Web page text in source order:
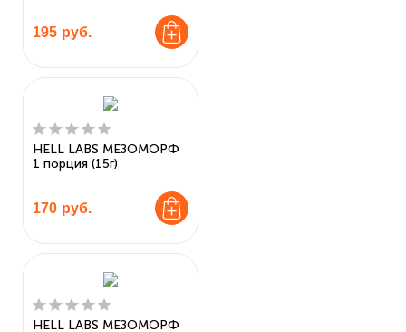
195 руб.
HELL LABS МЕЗОМОРФ
1 порция (15г)
170 руб.
HELL LABS МЕЗОМОРФ